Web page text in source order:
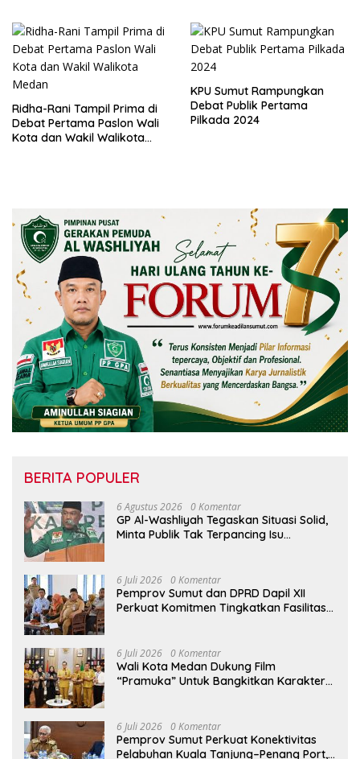
Ridha-Rani Tampil Prima di
Debat Pertama Paslon Wali
Kota dan Wakil Walikota
KPU Sumut Rampungkan
Debat Publik Pertama
Pilkada 2024
BERITA POPULER
6 Agustus 2026 0 Komentar
GP Al-Washliyah Tegaskan Situasi Solid,
Minta Publik Tak Terpancing Isu
6 Juli 2026 0 Komentar
Pemprov Sumut dan DPRD Dapil XII
Perkuat Komitmen Tingkatkan Fasilitas
6 Juli 2026 0 Komentar
Wali Kota Medan Dukung Film
“Pramuka” Untuk Bangkitkan Karakter
6 Juli 2026 0 Komentar
Pemprov Sumut Perkuat Konektivitas
Pelabuhan Kuala Tanjung–Penang Port,